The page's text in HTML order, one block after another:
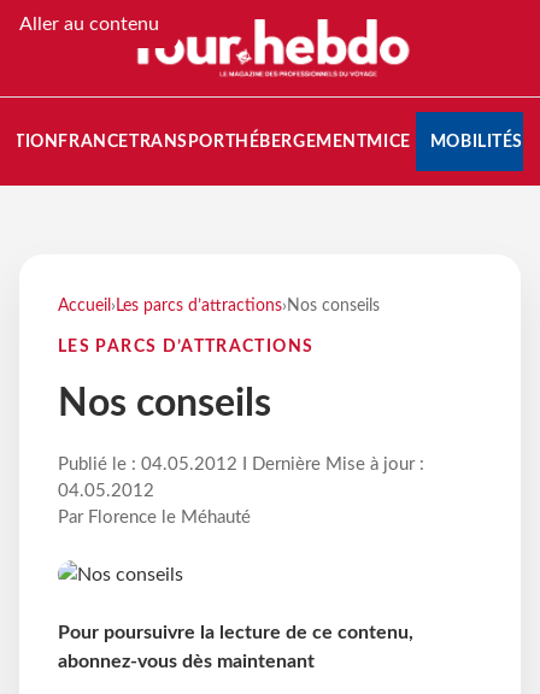
Aller au contenu
FRANCETRANSPORT HÉBERGEMENTMICE MOBILITÉS
Accueil › Les parcs d’attractions› Nos conseils
LES PARCS D’ATTRACTIONS
Nos conseils
Publié le : 04.05.2012 I Dernière Mise à jour :
04.05.2012
Par Florence le Méhauté
Pour poursuivre la lecture de ce contenu,
abonnez-vous dès maintenant